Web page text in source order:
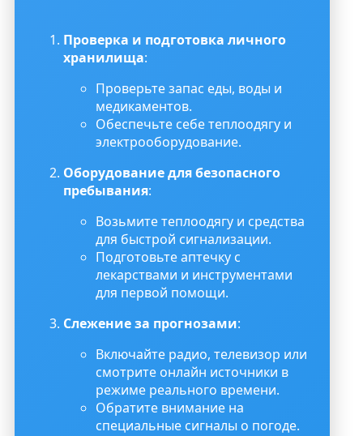
Проверка и подготовка личного
хранилища:
Проверьте запас еды, воды и
медикаментов.
Обеспечьте себе теплоодягу и
электрооборудование.
Оборудование для безопасного
пребывания:
Возьмите теплоодягу и средства
для быстрой сигнализации.
Подготовьте аптечку с
лекарствами и инструментами
для первой помощи.
Слежение за прогнозами:
Включайте радио, телевизор или
смотрите онлайн источники в
режиме реального времени.
Обратите внимание на
специальные сигналы о погоде.